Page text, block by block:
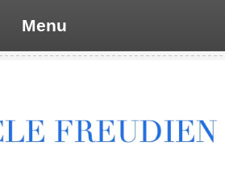
Menu